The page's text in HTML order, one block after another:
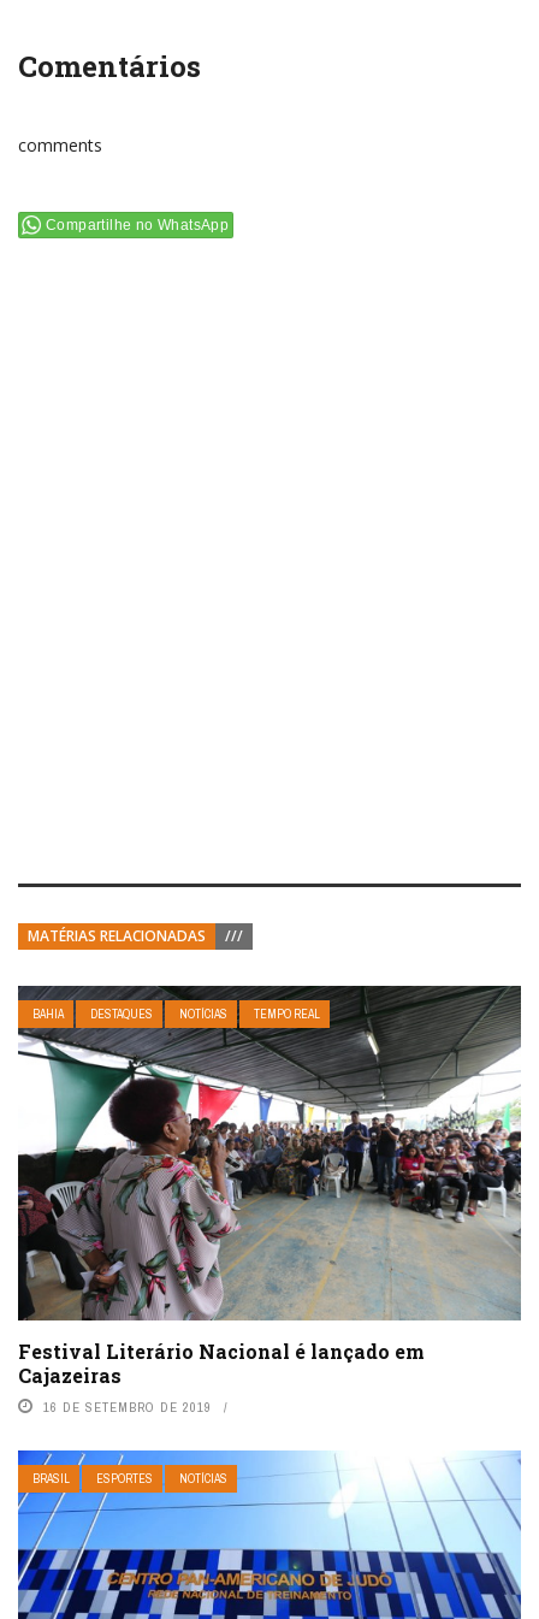
Comentários
comments
Compartilhe no WhatsApp
MATÉRIAS RELACIONADAS ///
BAHIA DESTAQUES NOTÍCIAS TEMPO REAL
Festival Literário Nacional é lançado em
Cajazeiras
16 DE SETEMBRO DE 2019
BRASIL ESPORTES NOTÍCIAS